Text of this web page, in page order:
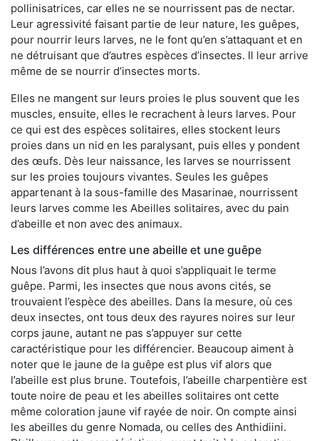
pollinisatrices, car elles ne se nourrissent pas de nectar.
Leur agressivité faisant partie de leur nature, les guêpes,
pour nourrir leurs larves, ne le font qu’en s’attaquant et en
ne détruisant que d’autres espèces d’insectes. Il leur arrive
même de se nourrir d’insectes morts.
Elles ne mangent sur leurs proies le plus souvent que les
muscles, ensuite, elles le recrachent à leurs larves. Pour
ce qui est des espèces solitaires, elles stockent leurs
proies dans un nid en les paralysant, puis elles y pondent
des œufs. Dès leur naissance, les larves se nourrissent
sur les proies toujours vivantes. Seules les guêpes
appartenant à la sous-famille des Masarinae, nourrissent
leurs larves comme les Abeilles solitaires, avec du pain
d’abeille et non avec des animaux.
Les différences entre une abeille et une guêpe
Nous l’avons dit plus haut à quoi s’appliquait le terme
guêpe. Parmi, les insectes que nous avons cités, se
trouvaient l’espèce des abeilles. Dans la mesure, où ces
deux insectes, ont tous deux des rayures noires sur leur
corps jaune, autant ne pas s’appuyer sur cette
caractéristique pour les différencier. Beaucoup aiment à
noter que le jaune de la guêpe est plus vif alors que
l’abeille est plus brune. Toutefois, l’abeille charpentière est
toute noire de peau et les abeilles solitaires ont cette
même coloration jaune vif rayée de noir. On compte ainsi
les abeilles du genre Nomada, ou celles des Anthidiini.